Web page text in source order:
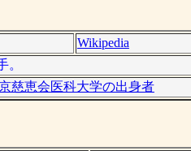
Wikipedia
。
慈恵会医科大学の出身者